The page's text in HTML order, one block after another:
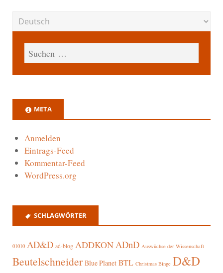
META
Anmelden
Eintrags-Feed
Kommentar-Feed
WordPress.org
SCHLAGWÖRTER
01010 AD&D ad-blog ADDKONADnD Auswüchse der Wissenschaft
Beutelschneider Blue Planet BTL Christmas Binge D&D